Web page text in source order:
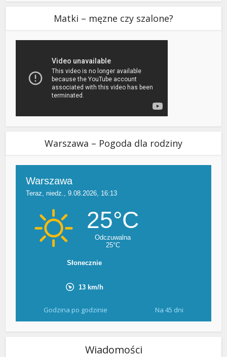
Matki – męzne czy szalone?
Warszawa – Pogoda dla rodziny
Godzina po godzinie Na 45 dni
Wiadomości